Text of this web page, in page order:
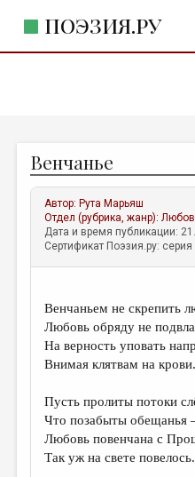
ПОЭЗИЯ.РУ
ЖАНРЫ
АВТОРЫ
КОММЕНТАРИИ
ЛИТСАЛОН
ПРАВИЛА САЙТА
ОТДЕЛЫ И РУБРИКИ
ИЗБРАННОЕ
ДАЙДЖЕСТ
ПРОИЗВЕДЕНИЯ
Венчанье
Автор: Рута Марьяш
Отдел (рубрика, жанр):
Дата и время публикации:
Сертификат Поэзия.ру:
Венчаньем не скрепить
Любовь обряду не
На верность уповать
Внимая клятвам на крови.
Пусть пролиты потоки
Что позабыты обещанья
Любовь повенчана с
Так уж на свете повелось.